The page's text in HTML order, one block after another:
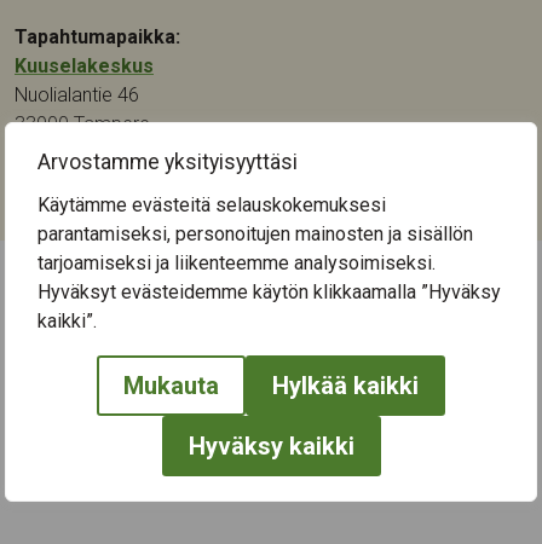
Arvostamme yksityisyyttäsi
Käytämme evästeitä selauskokemuksesi
parantamiseksi, personoitujen mainosten ja sisällön
tarjoamiseksi ja liikenteemme analysoimiseksi.
Hyväksyt evästeidemme käytön klikkaamalla ”Hyväksy
kaikki”.
Mukauta Hylkää kaikki
Hyväksy kaikki
Tapahtumapaikka:
Kuuselakeskus
Nuolialantie 46
33900 Tampere
Liikunta